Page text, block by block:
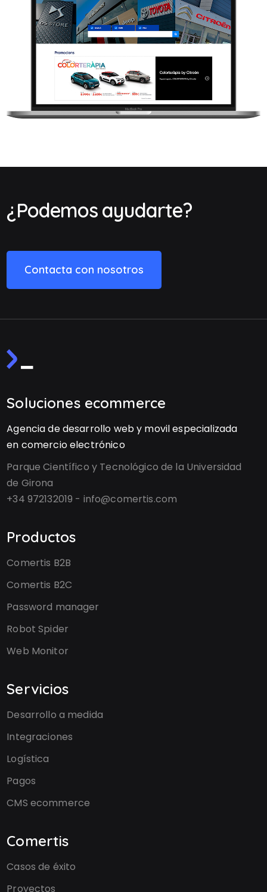
¿Podemos ayudarte?
Contacta con nosotros
Soluciones ecommerce
Agencia de desarrollo web y movil especializada
en comercio electrónico
Parque Científico y Tecnológico de la Universidad
de Girona
+34 972132019 - info@comertis.com
Productos
Comertis B2B
Comertis B2C
Password manager
Robot Spider
Web Monitor
Servicios
Desarrollo a medida
Integraciones
Logística
Pagos
CMS ecommerce
Comertis
Casos de éxito
Proyectos